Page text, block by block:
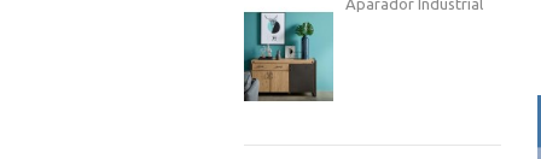
Aparador Industrial